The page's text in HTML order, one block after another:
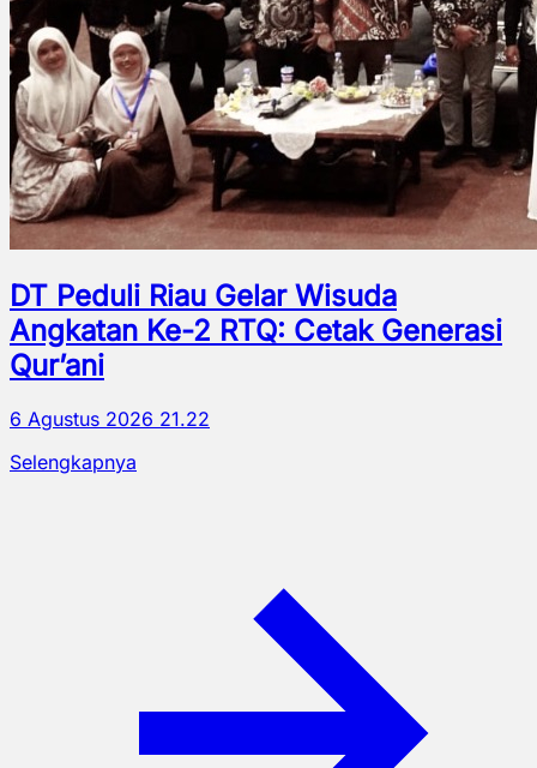
DT Peduli Riau Gelar Wisuda
Angkatan Ke-2 RTQ: Cetak Generasi
Qur’ani
6 Agustus 2026 21.22
Selengkapnya